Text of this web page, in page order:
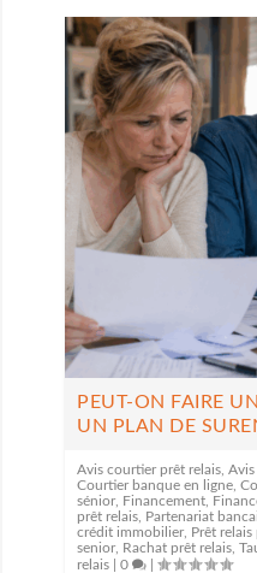
PEUT-ON FAIRE
UN PLAN DE
Avis courtier prêt relais ,Avis
Courtier banque en ligne ,
sénior Financement
prêt relais Partenariat
crédit immobilier Prêt
senior Rachat prêt relais ,
relais |0 |